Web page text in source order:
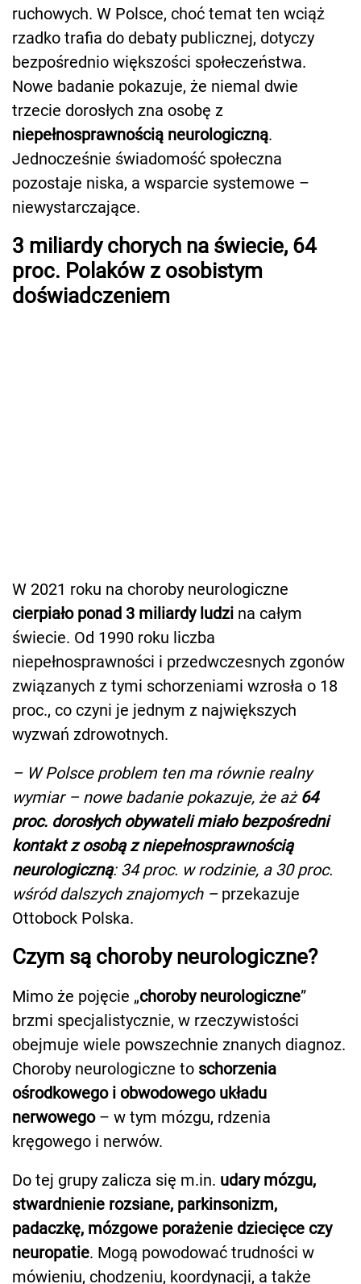
ruchowych. W Polsce, choć temat ten wciąż
rzadko trafia do debaty publicznej, dotyczy
bezpośrednio większości społeczeństwa.
Nowe badanie pokazuje, że niemal dwie
trzecie dorosłych zna osobę z
niepełnosprawnością neurologiczną.
Jednocześnie świadomość społeczna
pozostaje niska, a wsparcie systemowe –
niewystarczające.
3 miliardy chorych na świecie, 64
proc. Polaków z osobistym
doświadczeniem
W 2021 roku na choroby neurologiczne
cierpiało ponad 3 miliardy ludzi na całym
świecie. Od 1990 roku liczba
niepełnosprawności i przedwczesnych zgonów
związanych z tymi schorzeniami wzrosła o 18
proc., co czyni je jednym z największych
wyzwań zdrowotnych.
– W Polsce problem ten ma równie realny
wymiar – nowe badanie pokazuje, że aż 64
proc. dorosłych obywateli miało bezpośredni
kontakt z osobą z niepełnosprawnością
neurologiczną: 34 proc. w rodzinie, a 30 proc.
wśród dalszych znajomych – przekazuje
Ottobock Polska.
Czym są choroby neurologiczne?
Mimo że pojęcie „choroby neurologiczne”
brzmi specjalistycznie, w rzeczywistości
obejmuje wiele powszechnie znanych diagnoz.
Choroby neurologiczne to schorzenia
ośrodkowego i obwodowego układu
nerwowego– w tym mózgu, rdzenia
kręgowego i nerwów.
Do tej grupy zalicza się m.in. udary mózgu,
stwardnienie rozsiane, parkinsonizm,
padaczkę, mózgowe porażenie dziecięce czy
neuropatie. Mogą powodować trudności w
mówieniu, chodzeniu, koordynacji, a także